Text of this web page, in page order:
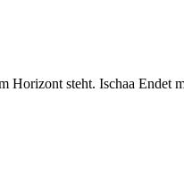
Horizont steht. Ischaa Endet